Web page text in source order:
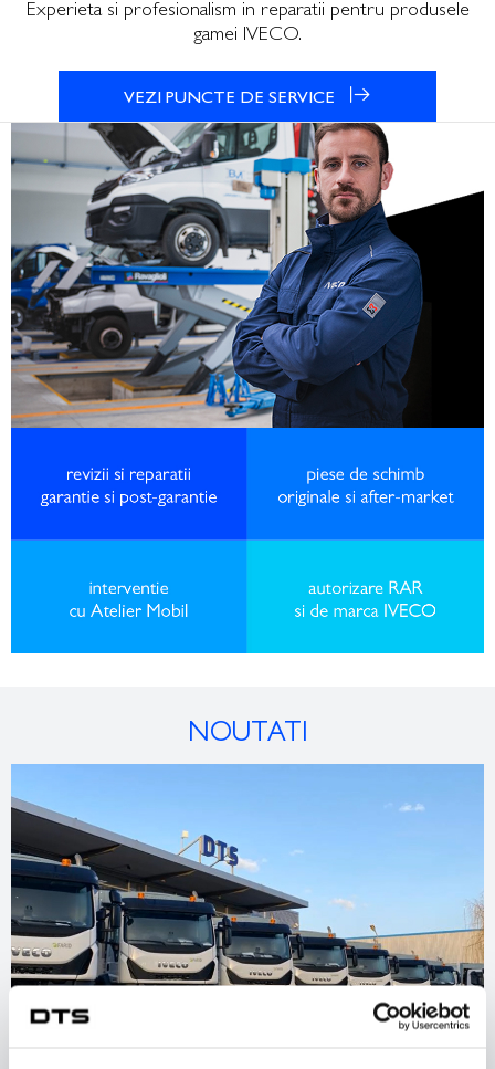
Experieta si profesionalism in reparatii pentru produsele
gamei IVECO.
VEZI PUNCTE DE SERVICE
NOUTATI